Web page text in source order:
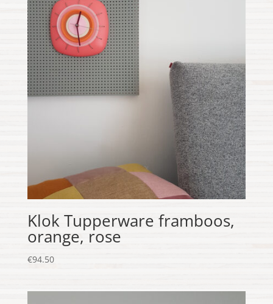
Klok Tupperware framboos,
orange, rose
€94.50